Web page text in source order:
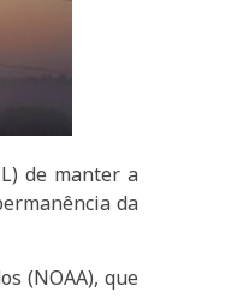
de manter a
da
(NOAA), que